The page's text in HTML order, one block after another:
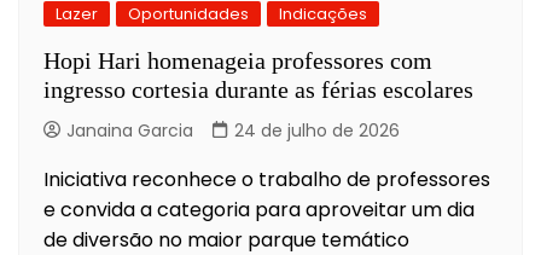
Lazer Oportunidades Indicações
Hopi Hari homenageia professores com
ingresso cortesia durante as férias escolares
Janaina Garcia 24 de julho de 2026
Iniciativa reconhece o trabalho de professores
e convida a categoria para aproveitar um dia
de diversão no maior parque temático